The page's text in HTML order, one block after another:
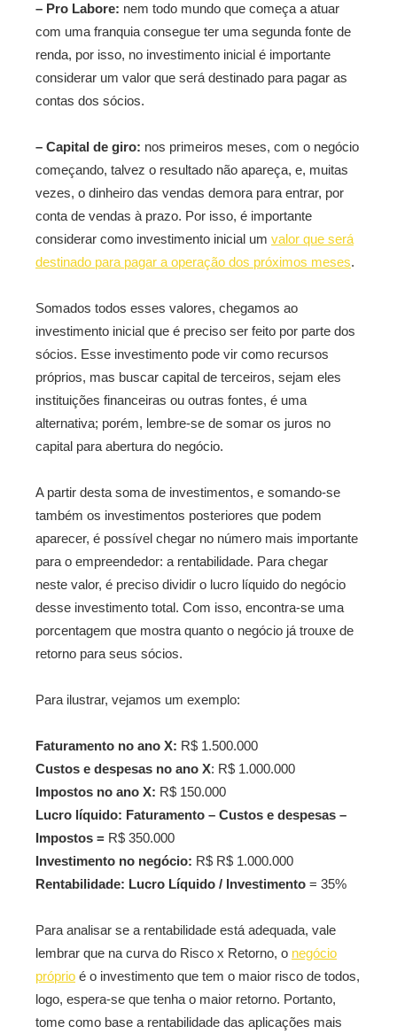
– Pro Labore: nem todo mundo que começa a atuar
com uma franquia consegue ter uma segunda fonte de
renda, por isso, no investimento inicial é importante
considerar um valor que será destinado para pagar as
contas dos sócios.
– Capital de giro: nos primeiros meses, com o negócio
começando, talvez o resultado não apareça, e, muitas
vezes, o dinheiro das vendas demora para entrar, por
conta de vendas à prazo. Por isso, é importante
considerar como investimento inicial um valor que será
destinado para pagar a operação dos próximos meses.
Somados todos esses valores, chegamos ao
investimento inicial que é preciso ser feito por parte dos
sócios. Esse investimento pode vir como recursos
próprios, mas buscar capital de terceiros, sejam eles
instituições financeiras ou outras fontes, é uma
alternativa; porém, lembre-se de somar os juros no
capital para abertura do negócio.
A partir desta soma de investimentos, e somando-se
também os investimentos posteriores que podem
aparecer, é possível chegar no número mais importante
para o empreendedor: a rentabilidade. Para chegar
neste valor, é preciso dividir o lucro líquido do negócio
desse investimento total. Com isso, encontra-se uma
porcentagem que mostra quanto o negócio já trouxe de
retorno para seus sócios.
Para ilustrar, vejamos um exemplo:
Faturamento no ano X: R$ 1.500.000
Custos e despesas no ano X: R$ 1.000.000
Impostos no ano X: R$ 150.000
Lucro líquido: Faturamento – Custos e despesas –
Impostos = R$ 350.000
Investimento no negócio: R$ R$ 1.000.000
Rentabilidade: Lucro Líquido / Investimento = 35%
Para analisar se a rentabilidade está adequada, vale
lembrar que na curva do Risco x Retorno, o negócio
próprio é o investimento que tem o maior risco de todos,
logo, espera-se que tenha o maior retorno. Portanto,
tome como base a rentabilidade das aplicações mais